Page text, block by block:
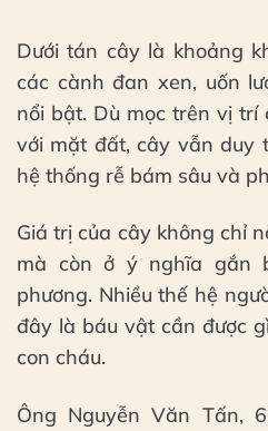
Dưới tán cây là khoảng
các cành đan xen, uốn
nổi bật. Dù mọc trên vị trí
với mặt đất, cây vẫn duy
hệ thống rễ bám sâu và
Giá trị của cây không chỉ
mà còn ở ý nghĩa gắn
phương. Nhiều thế hệ
đây là báu vật cần được
con cháu.
Ông Nguyễn Văn Tấn,